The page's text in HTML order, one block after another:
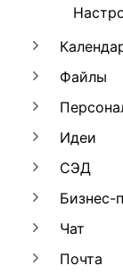
Файлы
Идеи
СЭД
Бизнес-
Чат
Почта